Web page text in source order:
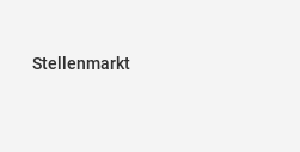
Stellenmarkt